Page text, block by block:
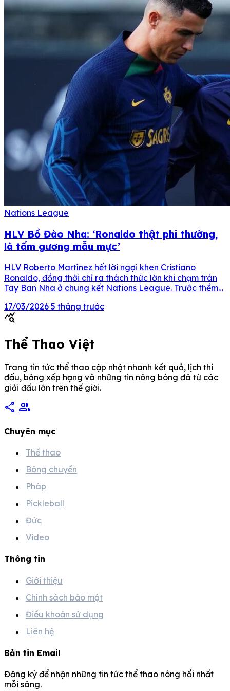
Nations League
HLV Bồ Đào Nha: ‘Ronaldo thật phi thường,
là tấm gương mẫu mực’
HLV Roberto Martínez hết lời ngợi khen Cristiano
Ronaldo, đồng thời chỉ ra thách thức lớn khi chạm trán
Tây Ban Nha ở chung kết Nations League. Trước thềm
HLV trưởng tuyển Bồ Đào Nha, ông Roberto Martínez,
đã chia sẻ nhiều góc nhìn đáng […]
17/03/2026 5 tháng trước
query_stats
Thể Thao Việt
Trang tin tức thể thao cập nhật nhanh kết quả, lịch thi
đấu, bảng xếp hạng và những tin nóng bóng đá từ các
giải đấu lớn trên thế giới.
share group
Chuyên mục
Thể thao
Bóng chuyền
Pháp
Pickleball
Đức
Video
Thông tin
Giới thiệu
Chính sách bảo mật
Điều khoản sử dụng
Liên hệ
Bản tin Email
Đăng ký để nhận những tin tức thể thao nóng hổi nhất
mỗi sáng.